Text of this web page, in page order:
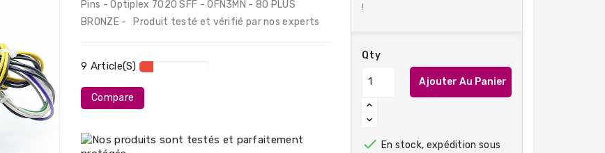
Pins - Optiplex 7020 SFF - 0FN3MN - 80 PLUS
BRONZE - Produit testé et vérifié par nos experts
9 Article(s)
Compare
!
Qty
Ajouter Au Panier
 En stock, expédition sous